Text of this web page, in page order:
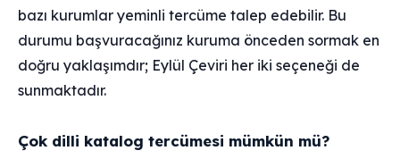
bazı kurumlar yeminli tercüme talep edebilir. Bu
durumu başvuracağınız kuruma önceden sormak en
doğru yaklaşımdır; Eylül Çeviri her iki seçeneği de
sunmaktadır.
Çok dilli katalog tercümesi mümkün mü?